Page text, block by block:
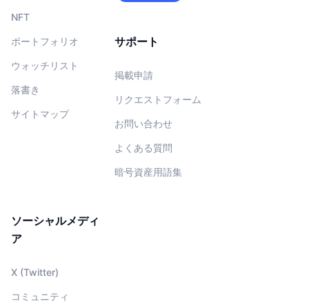
NFT
ポートフォリオ
ウォッチリスト
落書き
サイトマップ
サポート
掲載申請
リクエストフォーム
お問い合わせ
よくある質問
暗号資産用語集
ソーシャルメディ
ア
X (Twitter)
コミュニティ